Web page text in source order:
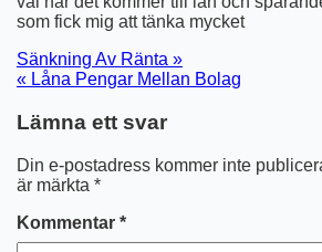
som fick mig att tänka mycket
Inläggsnavigering
Sänkning Av Ränta »
« Låna Pengar Mellan Bolag
Lämna ett svar
Din e-postadress kommer inte
är märkta *
Kommentar *